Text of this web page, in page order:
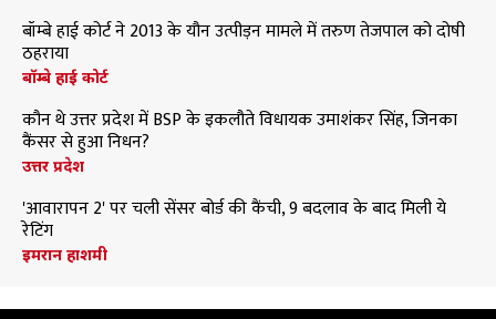
बॉम्बे हाई कोर्ट ने 2013 के यौन उत्पीड़न मामले में तरुण तेजपाल को दोषी
ठहराया
बॉम्बे हाई कोर्ट
कौन थे उत्तर प्रदेश में BSP के इकलौते विधायक उमाशंकर सिंह, जिनका
कैंसर से हुआ निधन?
उत्तर प्रदेश
'आवारापन 2' पर चली सेंसर बोर्ड की कैंची, 9 बदलाव के बाद मिली ये
रेटिंग
इमरान हाशमी